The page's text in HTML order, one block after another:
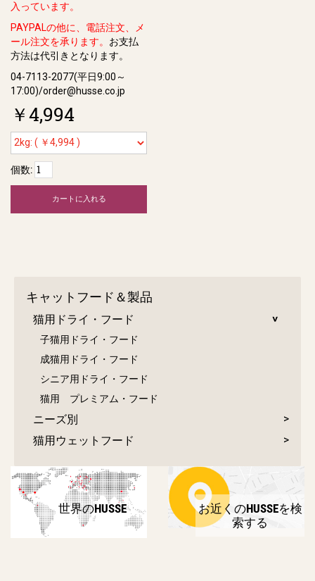
入っています。
PAYPALの他に、電話注文、メ
ール注文を承ります。 お支払
方法は代引きとなります。
04-7113-2077(平日9:00～
17:00)/order@husse.co.jp
￥4,994
個数:
カートに入れる
キャットフード＆製品
猫用ドライ・フード
子猫用ドライ・フード
成猫用ドライ・フード
シニア用ドライ・フード
猫用 プレミアム・フード
ニーズ別
猫用ウェットフード
世界のHUSSE
お近くのHUSSEを検
索する